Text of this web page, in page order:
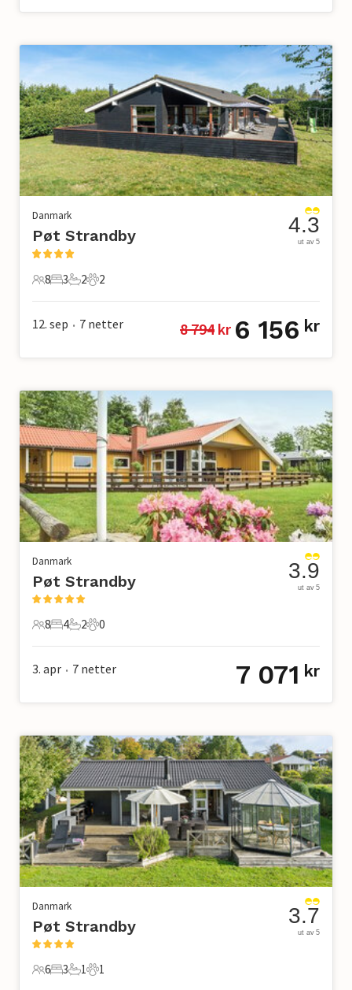
Danmark
Pøt Strandby
8 Gjester
8
3 Soverom
3
2 Bad
2
2 Kjæledyr
2
4.3
ut av 5
12. sep • 7 netter 8 794 kr 6 156 kr
Danmark
Pøt Strandby
8 Gjester
8
4 Soverom
4
2 Bad
2
0 Kjæledyr
0
3.9
ut av 5
3. apr • 7 netter 7 071 kr
Danmark
Pøt Strandby
6 Gjester
6
3 Soverom
3
1 Bad
1
1 Kjæledyr
1
3.7
ut av 5